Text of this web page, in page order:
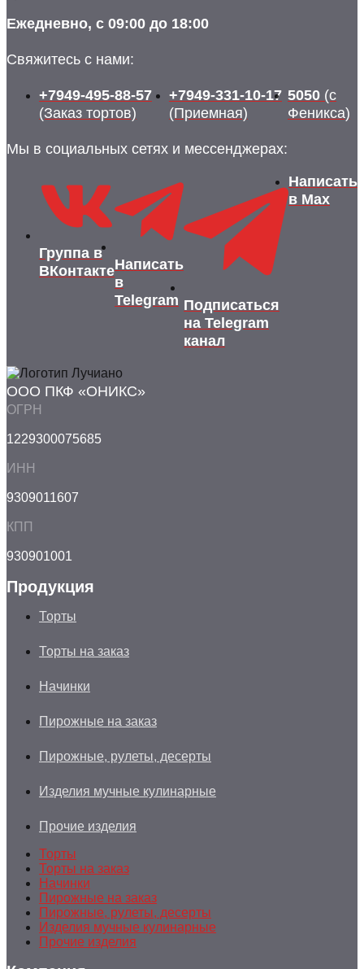
Ежедневно, с 09:00 до 18:00
Свяжитесь с нами:
+7949-495-88-57
(Заказ тортов)
+7949-331-10-17
(Приемная)
5050 (с
Феникса)
Мы в социальных сетях и мессенджерах:
Группа в
ВКонтактеНаписать
в
Telegram Подписаться
на Telegram
канал
Написать
в Max
ООО ПКФ «ОНИКС»
ОГРН
1229300075685
ИНН
9309011607
КПП
930901001
Продукция
Торты
Торты на заказ
Начинки
Пирожные на заказ
Пирожные, рулеты, десерты
Изделия мучные кулинарные
Прочие изделия
Торты
Торты на заказ
Начинки
Пирожные на заказ
Пирожные, рулеты, десерты
Изделия мучные кулинарные
Прочие изделия